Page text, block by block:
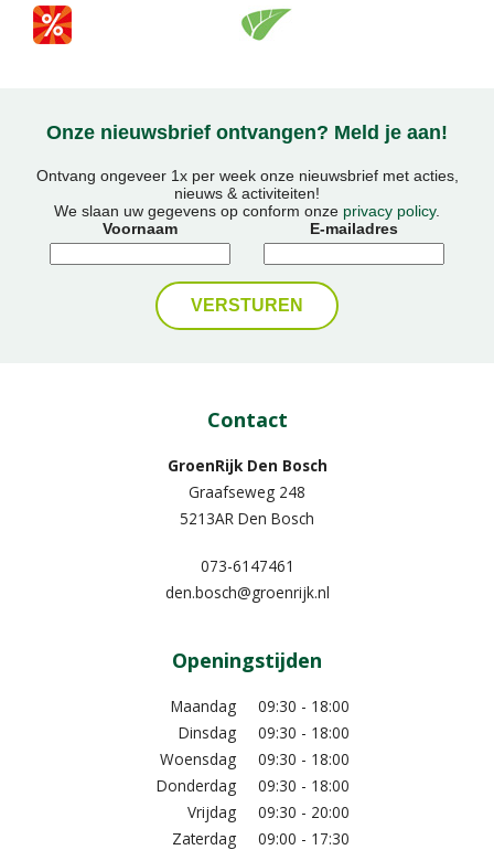
Onze nieuwsbrief ontvangen? Meld je aan!
Ontvang ongeveer 1x per week onze nieuwsbrief met acties,
nieuws & activiteiten!
We slaan uw gegevens op conform onze privacy policy.
Voornaam
E-mailadres
Contact
GroenRijk Den Bosch
Graafseweg 248
5213AR Den Bosch
073-6147461
den.bosch@groenrijk.nl
Openingstijden
Maandag
09:30 - 18:00
Dinsdag
09:30 - 18:00
Woensdag
09:30 - 18:00
Donderdag
09:30 - 18:00
Vrijdag
09:30 - 20:00
Zaterdag
09:00 - 17:30